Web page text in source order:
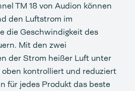
TM 18 von Audion können
den Luftstrom im
die Geschwindigkeit des
Mit den zwei
der Strom heißer Luft unter
kontrolliert und reduziert
für jedes Produkt das beste